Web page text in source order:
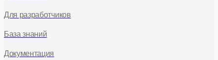
Для разработчиков
База знаний
Документация